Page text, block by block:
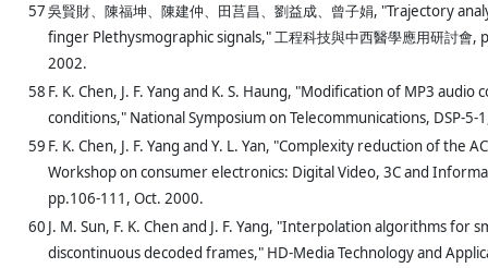
57吳賢財、陳福坤、陳建仲、田莒昌、劉益成、曾子娟, "Trajectory
finger Plethysmographic signals," 工程科技與中西醫學應用研討會,
2002.
58 F. K. Chen, J. F. Yang and K. S. Haung, "Modification of MP3
conditions," National Symposium on Telecommunications, DSP-5-
59 F. K. Chen, J. F. Yang and Y. L. Yan, "Complexity reduction of the
Workshop on consumer electronics: Digital Video, 3C and
pp.106-111, Oct. 2000.
60 J. M. Sun, F. K. Chen and J. F. Yang, "Interpolation algorithms for
discontinuous decoded frames," HD-Media Technology and